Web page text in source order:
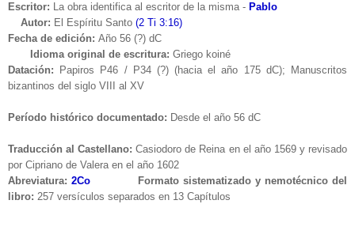
Escritor: La obra identifica al escritor de la misma - Pablo
Autor: El Espíritu Santo (2 Ti 3:16)
Fecha de edición: Año 56 (?) dC
Idioma original de escritura: Griego koiné
Datación: Papiros P46 / P34 (?) (hacia el año 175 dC); Manuscritos
bizantinos del siglo VIII al XV
Período histórico documentado: Desde el año 56 dC
Traducción al Castellano:Casiodoro de Reina en el año 1569 y revisado
por Cipriano de Valera en el año 1602
Abreviatura: 2Co Formato sistematizado y nemotécnico del
libro: 257 versículos separados en 13 Capítulos